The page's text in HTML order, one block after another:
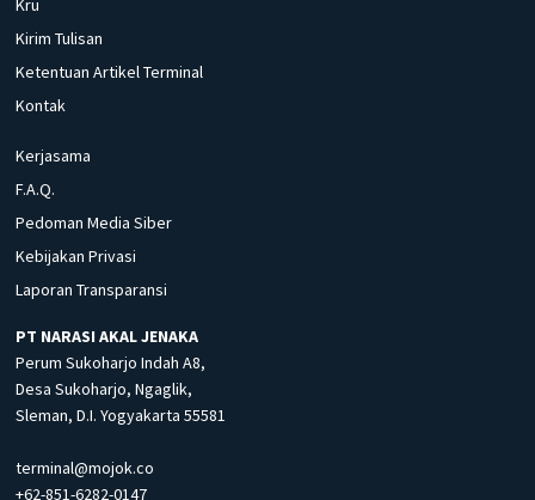
Kirim Tulisan
Ketentuan Artikel Terminal
Kontak
Kerjasama
F.A.Q.
Pedoman Media Siber
Kebijakan Privasi
Laporan Transparansi
PT NARASI AKAL JENAKA
Perum Sukoharjo Indah A8,
Desa Sukoharjo, Ngaglik,
Sleman, D.I. Yogyakarta 55581
terminal@mojok.co
+62-851-6282-0147